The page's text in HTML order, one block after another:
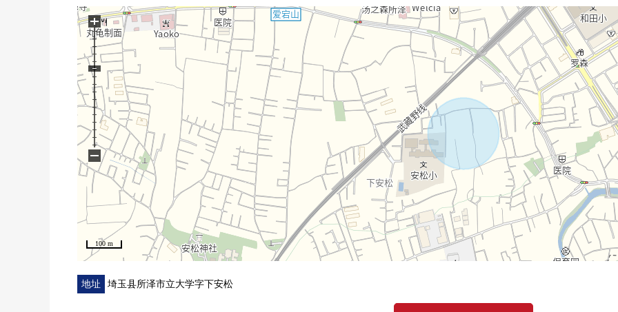
○ 也把周边环境以及周边施设合起来，不仅本房源而且，做向导吧。
○ 买房时的各项费用、月的偿还计划制作资金计划书。
○ 也一共接受移动(重新购买)需讨论。
○ 想要参观的顾客敬请垂询到负责早熟。
100 m
+
−
地址 埼玉县所泽市立大学字下安松